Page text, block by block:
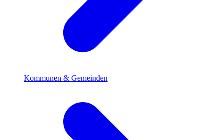
Kommunen & Gemeinden